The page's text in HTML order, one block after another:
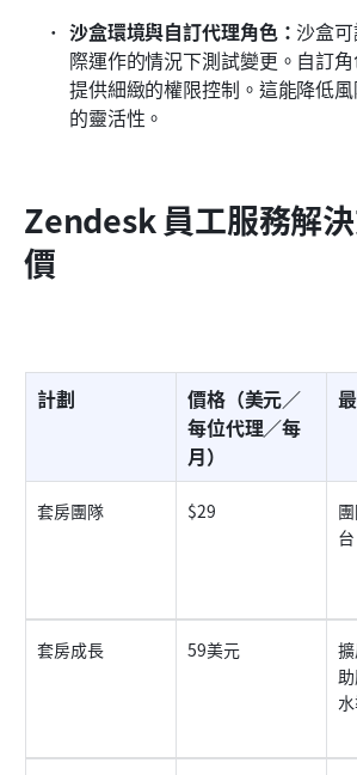
沙盒環境與自訂代理角色： 沙盒
際運作的情況下測試變更。自訂
提供細緻的權限控制。這能降低
的靈活性。
Zendesk 員工服務解
價
計劃
價格（美元／
每位代理／每
月）
套房團隊 $29
台
套房成長 59美元